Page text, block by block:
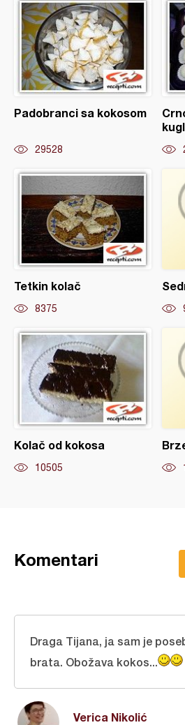
Padobranci sa kokosom
29528
Tetkin kolač
8375
Kolač od kokosa
10505
Komentari
Verica Nikolić
Draga Tijana, ja sam je
brata. Obožava kokos...